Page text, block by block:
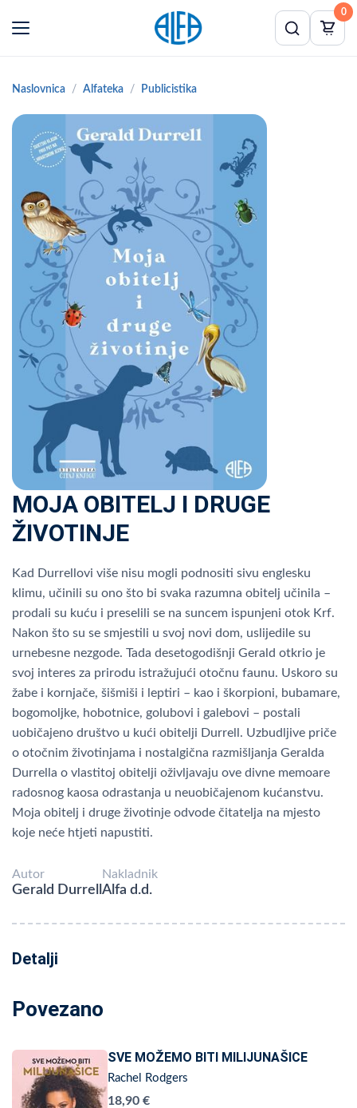
0
Naslovnica Alfateka Publicistika
MOJA OBITELJ I DRUGE
ŽIVOTINJE
Kad Durrellovi više nisu mogli podnositi sivu englesku
klimu, učinili su ono što bi svaka razumna obitelj učinila –
prodali su kuću i preselili se na suncem ispunjeni otok Krf.
Nakon što su se smjestili u svoj novi dom, uslijedile su
urnebesne nezgode. Tada desetogodišnji Gerald otkrio je
svoj interes za prirodu istražujući otočnu faunu. Uskoro su
žabe i kornjače, šišmiši i leptiri – kao i škorpioni, bubamare,
bogomoljke, hobotnice, golubovi i galebovi – postali
uobičajeno društvo u kući obitelji Durrell. Uzbudljive priče
o otočnim životinjama i nostalgična razmišljanja Geralda
Durrella o vlastitoj obitelji oživljavaju ove divne memoare
radosnog kaosa odrastanja u neuobičajenom kućanstvu.
Moja obitelj i druge životinje odvode čitatelja na mjesto
koje neće htjeti napustiti.
Autor
Gerald Durrell
Nakladnik
Alfa d.d.
Detalji
Povezano
SVE MOŽEMO BITI MILIJUNAŠICE
Rachel Rodgers
18,90 €